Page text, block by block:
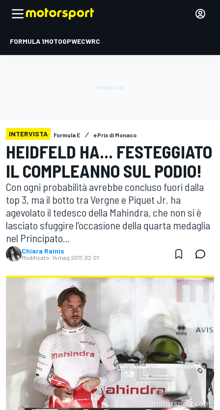
FORMULA 1MOTOGPWECWRC
INTERVISTA Formula E ePrix di Monaco
HEIDFELD HA... FESTEGGIATO
IL COMPLEANNO SUL PODIO!
Con ogni probabilità avrebbe concluso fuori dalla
top 3, ma il botto tra Vergne e Piquet Jr. ha
agevolato il tedesco della Mahindra, che non si è
lasciato sfuggire l’occasione della quarta medaglia
nel Principato...
Chiara Rainis
Modificato: 14 mag 2017, 02:07